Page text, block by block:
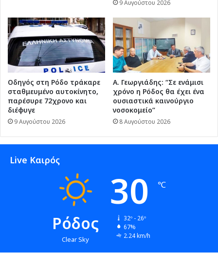
9 Αυγούστου 2026
Οδηγός στη Ρόδο τράκαρε
σταθμευμένο αυτοκίνητο,
παρέσυρε 72χρονο και
διέφυγε
9 Αυγούστου 2026
Α. Γεωργιάδης: “Σε ενάμισι
χρόνο η Ρόδος θα έχει ένα
ουσιαστικά καινούργιο
νοσοκομείο”
8 Αυγούστου 2026
Live Καιρός
Ρόδος
Clear Sky
30 ℃
32º - 26º
67%
2.24 km/h